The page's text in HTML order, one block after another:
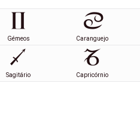
Gémeos Caranguejo
Sagitário Capricórnio